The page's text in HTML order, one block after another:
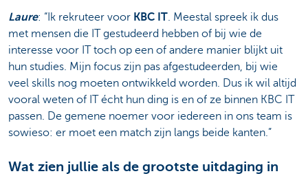
Laure: “Ik rekruteer voor KBC IT. Meestal spreek ik dus
met mensen die IT gestudeerd hebben of bij wie de
interesse voor IT toch op een of andere manier blijkt uit
hun studies. Mijn focus zijn pas afgestudeerden, bij wie
veel skills nog moeten ontwikkeld worden. Dus ik wil altijd
vooral weten of IT écht hun ding is en of ze binnen KBC IT
passen. De gemene noemer voor iedereen in ons team is
sowieso: er moet een match zijn langs beide kanten.”
Wat zien jullie als de grootste uitdaging in